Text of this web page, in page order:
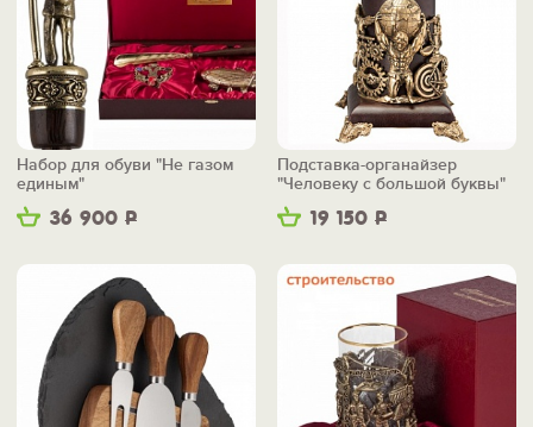
36 900 Р
Набор для обуви "Не газом
единым"
19 150 Р
Подставка-органайзер
"Человеку с большой буквы"